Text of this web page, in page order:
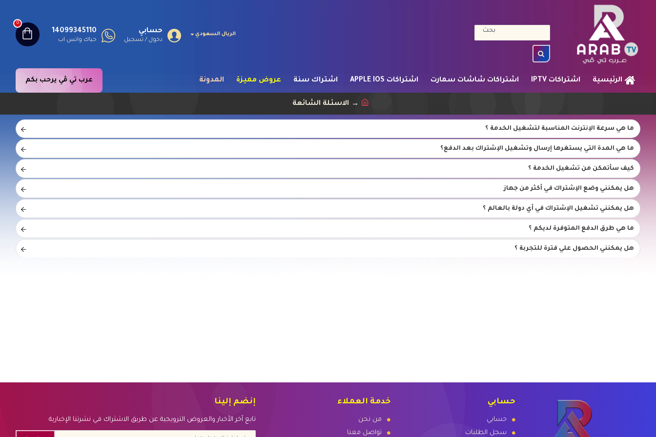
الريال السعودي حسابي
دخول / تسجيل
14099345110
حياك واتس اب
0
الرئيسية اشتراكات IPTV اشتراكات شاشات سمارت اشتراكات APPLE IOS اشتراك سنة عروض مميزة المدونة عرب تي ڤي يرحب بكم
الاسئلة الشائعة
ما هي سرعة الإنترنت المناسبة لتشغيل الخدمة ؟
ما هي المدة التي يستغرها إرسال وتشغيل الإشتراك بعد الدفع؟
كيف سأتمكن من تشغيل الخدمة ؟
هل يمكنني وضع الإشتراك في أكثر من جهاز
هل يمكنني تشغيل الإشتراك في أي دولة بالعالم ؟
ما هي طرق الدفع المتوفرة لديكم ؟
هل يمكنني الحصول علي فترة للتجربة ؟
حسابي
حسابي
سجل الطلبات
خدمة العملاء
من نحن
تواصل معنا
إنضم إلينا
تابع آخر الأخبار والعروض الترويجية عن طريق الاشتراك في نشرتنا الإخبارية